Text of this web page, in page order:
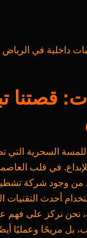
داخلية في الرياض
قصتنا
السحرية
في قلب
من وجود شركة
أحدث
نحن نركز على فهم
بل مريحًا وعمليًا